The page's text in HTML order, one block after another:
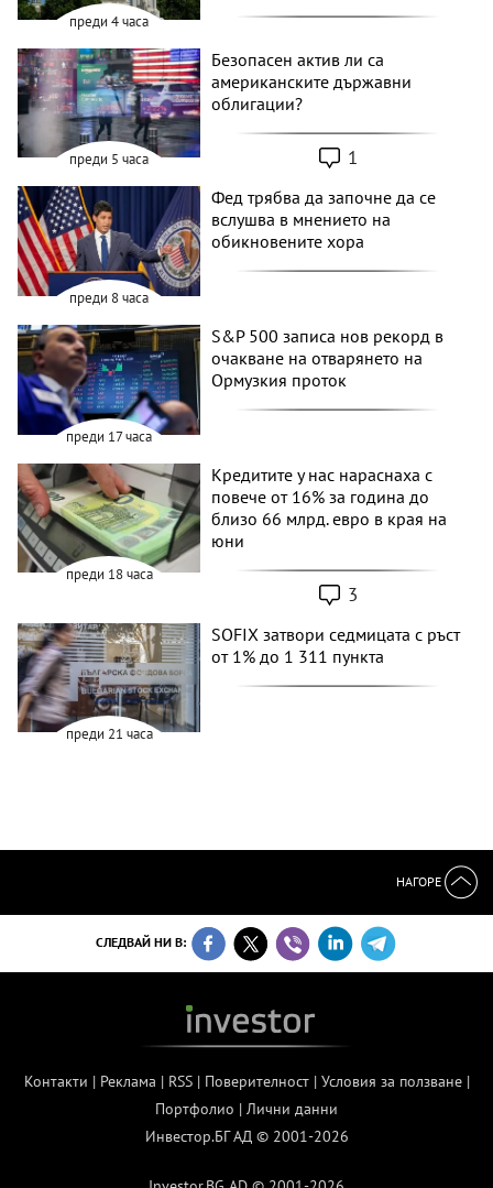
преди 4 часа
преди 5 часа
Безопасен актив ли са
американските държавни
облигации?
1
преди 8 часа
Фед трябва да започне да се
вслушва в мнението на
обикновените хора
преди 17 часа
S&P 500 записа нов рекорд в
очакване на отварянето на
Ормузкия проток
преди 18 часа
Кредитите у нас нараснаха с
повече от 16% за година до
близо 66 млрд. евро в края на
юни
3
преди 21 часа
SOFIX затвори седмицата с ръст
от 1% до 1 311 пункта
НАГОРЕ
СЛЕДВАЙ НИ В:
Контакти | Реклама | RSS| Поверителност| Условия за ползване|
Портфолио | Лични данни
Инвестор.БГ АД © 2001-2026